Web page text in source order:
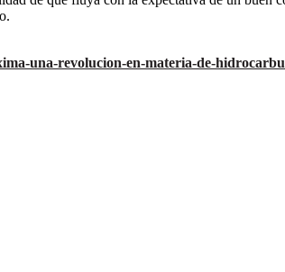
una-revolucion-en-materia-de-